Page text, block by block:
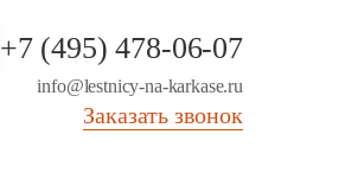
+7 (495) 478-06-07
info@lestnicy-na-karkase.ru
Заказать звонок